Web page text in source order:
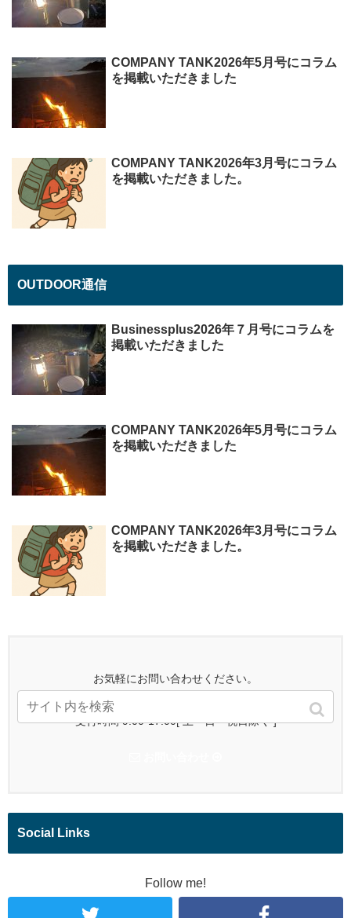
COMPANY TANK2026年5月号にコラム
を掲載いただきました
COMPANY TANK2026年3月号にコラム
を掲載いただきました。
OUTDOOR通信
Businessplus2026年７月号にコラムを
掲載いただきました
COMPANY TANK2026年5月号にコラム
を掲載いただきました
COMPANY TANK2026年3月号にコラム
を掲載いただきました。
お気軽にお問い合わせください。
090-6148-7730
受付時間 9:00-17:00[ 土・日・祝日除く ]
Social Links
Follow me!